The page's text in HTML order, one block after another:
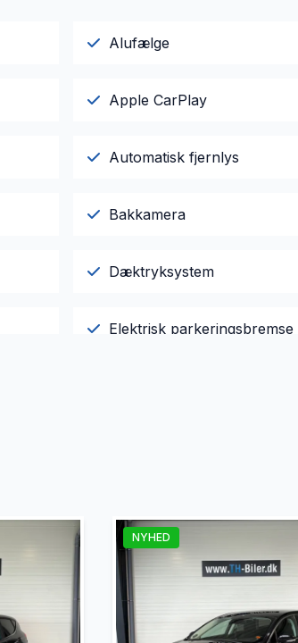
Alufælge
Apple CarPlay
Automatisk fjernlys
Bakkamera
Dæktryksystem
Elektrisk parkeringsbremse
Sædevarme
USB tilslutning
NYHED